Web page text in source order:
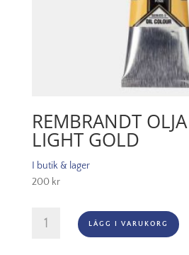
REMBRANDT
LIGHT GOLD
I butik & lager
200 kr
Olja
LÄGG I VARUKORG